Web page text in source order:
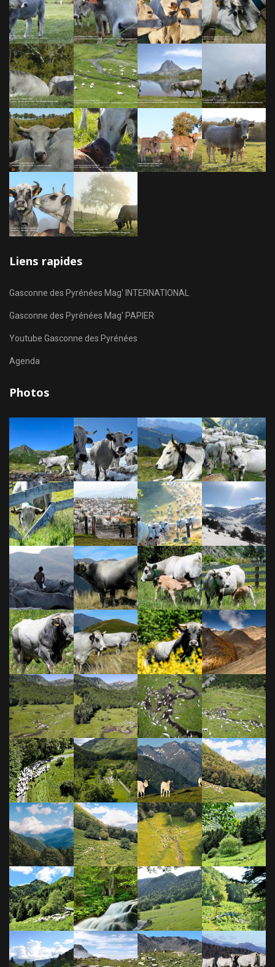
Liens rapides
Gasconne des Pyrénées Mag' INTERNATIONAL
Gasconne des Pyrénées Mag' PAPIER
Youtube Gasconne des Pyrénées
Agenda
Photos